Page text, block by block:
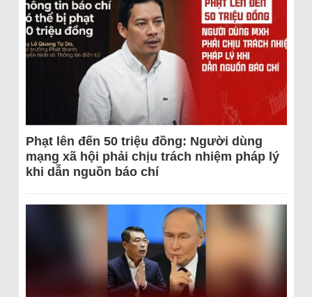
Phạt lên đến 50 triệu đồng: Người dùng
mạng xã hội phải chịu trách nhiệm pháp lý
khi dẫn nguồn báo chí